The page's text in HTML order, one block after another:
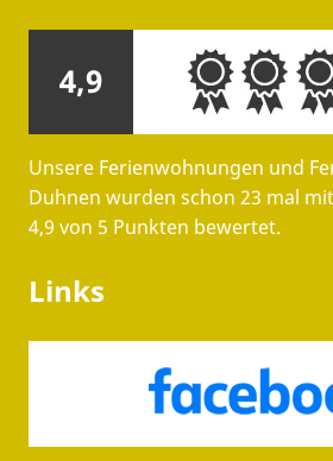
4,9
Unsere Ferienwohnungen und
Duhnen wurden schon 23 mal
4,9 von 5 Punkten bewertet.
Links